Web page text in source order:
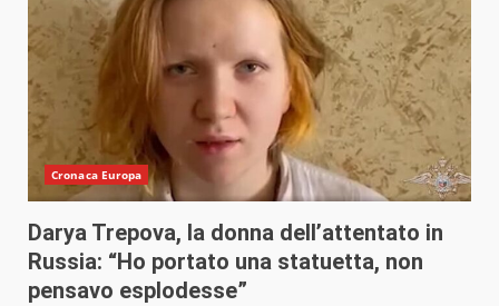
Cronaca Europa
Darya Trepova, la donna dell’attentato in
Russia: “Ho portato una statuetta, non
pensavo esplodesse”